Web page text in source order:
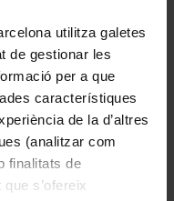
utilitza galetes
de gestionar les
per a que
característiques
de la d’altres
(analitzar com
finalitats de
s’ofereix
Botànica
col·leccions